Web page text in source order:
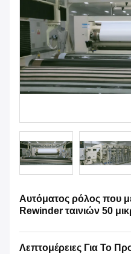
Αυτόματος ρόλος που
Rewinder ταινιών 50
Λεπτομέρειες Για Το